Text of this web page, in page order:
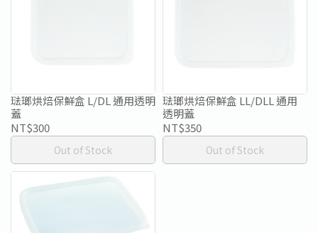
琺瑯烘焙保鮮盒 L/DL 通用透明
蓋
NT$300
Out of Stock
琺瑯烘焙保鮮盒 LL/DLL 通用
透明蓋
NT$350
Out of Stock